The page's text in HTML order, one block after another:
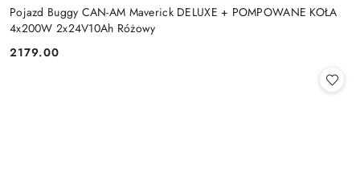
Pojazd Buggy CAN-AM Maverick DELUXE + POMPOWANE KOŁA
4x200W 2x24V10Ah Różowy
Cena:
2179.00